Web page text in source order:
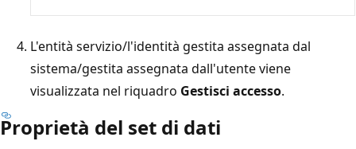
L'entità servizio/l'identità gestita assegnata dal
sistema/gestita assegnata dall'utente viene
visualizzata nel riquadro Gestisci accesso.
Proprietà del set di dati